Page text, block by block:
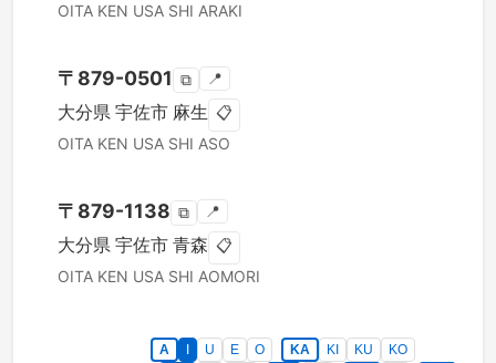
OITA KEN USA SHI ARAKI
〒 879-0501 ⧉ 📍
大分県 宇佐市 麻生 📋
OITA KEN USA SHI ASO
〒 879-1138 ⧉ 📍
大分県 宇佐市 青森 📋
OITA KEN USA SHI AOMORI
A U E O KA KI KU
KO